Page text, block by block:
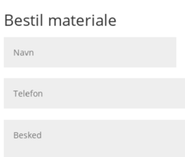
fra Svane
dine ønsker og
der
om du
funktionel
der passer perfekt
på valg af gulve.
Bestil materiale